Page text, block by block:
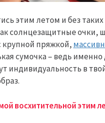
этим летом и без
солнцезащитные очки,
крупной пряжкой,
сумочка – ведь именно
индивидуальность в
восхитительной этим